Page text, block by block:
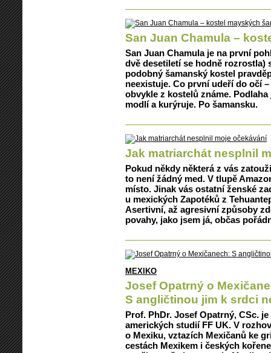
San Juan Chamula –
San Juan Chamula je na první
dvě desetiletí se hodně
podobný šamanský kostel
neexistuje. Co první udeří do očí
obvykle z kostelů známe.
modlí a kurýruje. Po šamansku.
Jak matriarchát nesplnil
Pokud někdy některá z vás
to není žádný med. V tlupě
místo. Jinak vás ostatní ženské
u mexických Zapotéků z
Asertivní, až agresivní způsoby
povahy, jako jsem já, občas
MEXIKO
Josef Opatrný o
S angličtinou jim k srdci
Prof. PhDr. Josef Opatrný, CSc.
amerických studií FF UK. V
o Mexiku, vztazích Mexičanů ke
cestách Mexikem i českých